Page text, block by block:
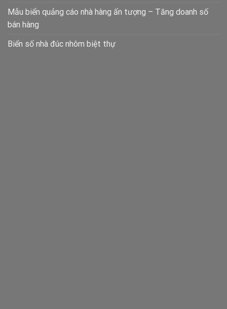
Mẫu biển quảng cáo nhà hàng ấn tượng – Tăng doanh số
bán hàng
Biển số nhà đúc nhôm biệt thự